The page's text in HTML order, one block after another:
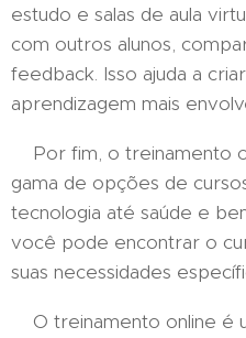
estudo e salas de aula
com outros alunos,
feedback. Isso ajuda a
aprendizagem mais
Por fim, o treinamento
gama de opções de
tecnologia até saúde e
você pode encontrar o
suas necessidades
O treinamento online é